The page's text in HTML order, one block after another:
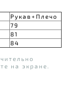
Рукав+Плечо
79
81
84
на экране.